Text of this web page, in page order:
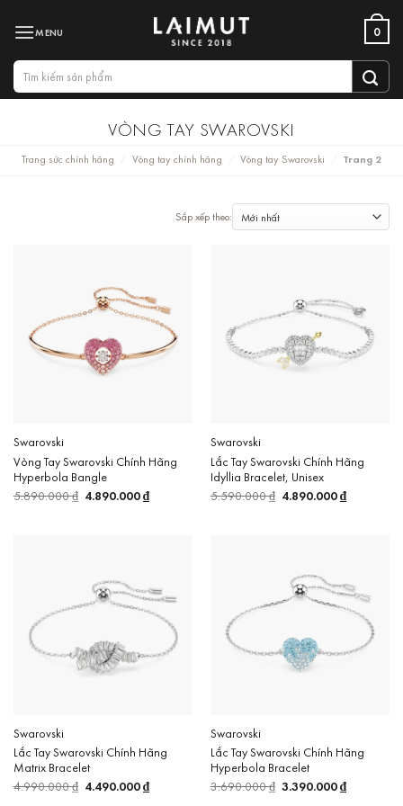
qua
nội
dung
0
Tìm
kiếm:
VÒNG TAY SWAROVSKI
Trang sức chính hãng Vòng tay chính hãng Vòng tay Swarovski Trang 2
Swarovski
Vòng Tay Swarovski Chính Hãng
Hyperbola Bangle
5.890.000₫ Giá
gốc
4.890.000₫Giá
hiện
Swarovski
Lắc Tay Swarovski Chính Hãng
Idyllia Bracelet, Unisex
5.590.000₫ Giá
gốc
4.890.000₫Giá
hiện
Swarovski
Lắc Tay Swarovski Chính Hãng
Matrix Bracelet
4.990.000₫ Giá
gốc
4.490.000₫Giá
hiện
Swarovski
Lắc Tay Swarovski Chính Hãng
Hyperbola Bracelet
3.690.000₫ Giá
gốc
3.390.000₫Giá
hiện